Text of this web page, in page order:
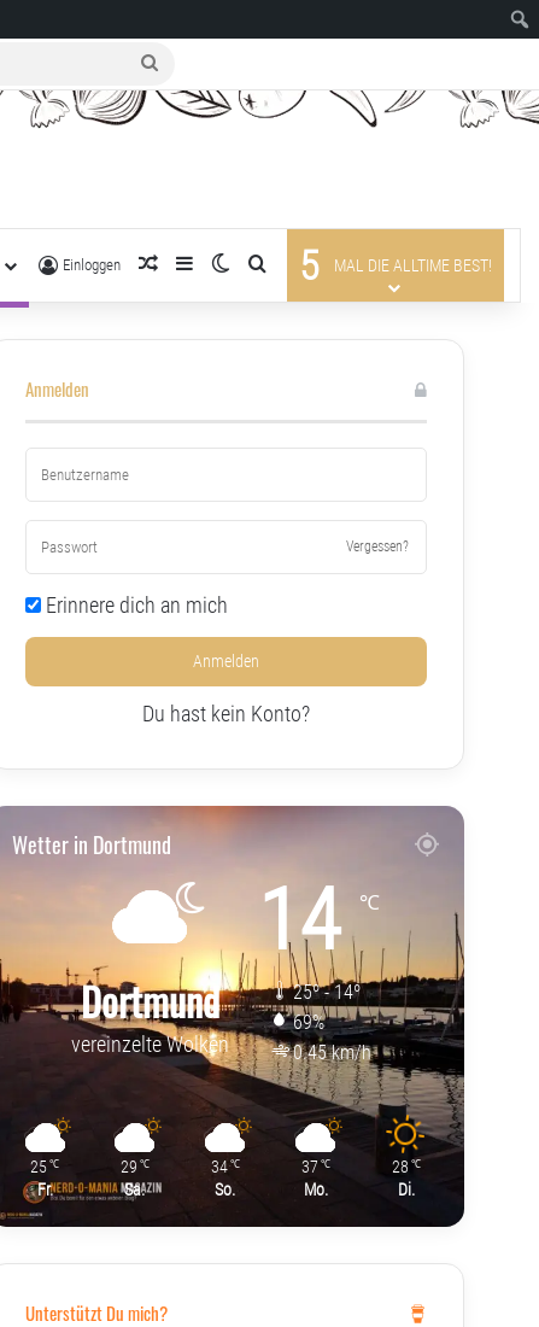
nach
Einloggen zufälliger Artikel
SidebarSkin umschalten
suche nach
5 MAL DIE ALLTIME BEST!
Anmelden
Vergessen?
Erinnere dich an mich
Anmelden
Du hast kein Konto?
Wetter in Dortmund
Dortmund
vereinzelte Wolken
14℃
25º - 14º
69%
0.45 km/h
25 ℃
Fr.
29 ℃
Sa.
34 ℃
So.
37 ℃
Mo.
28 ℃
Di.
Unterstützt Du mich?